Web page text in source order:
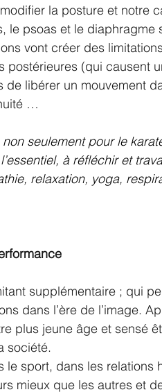
la posture et notre
le psoas et le diaphragme
vont créer des
postérieures (qui causent
libérer un mouvement
…
non seulement pour le
à réfléchir et
relaxation, yoga,
supplémentaire ; qui
dans l’ère de l’image.
plus jeune âge et sensé
société.
le sport, dans les relations
mieux que les autres et